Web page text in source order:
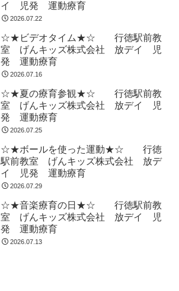
イ 児発 運動療育
2026.07.22
☆★ビデオタイム★☆ 行徳駅前教
室 げんキッズ株式会社 放デイ 児
発 運動療育
2026.07.16
☆★夏の療育参観★☆ 行徳駅前教
室 げんキッズ株式会社 放デイ 児
発 運動療育
2026.07.25
☆★ボールを使った運動★☆ 行徳
駅前教室 げんキッズ株式会社 放デ
イ 児発 運動療育
2026.07.29
☆★音楽療育の日★☆ 行徳駅前教
室 げんキッズ株式会社 放デイ 児
発 運動療育
2026.07.13